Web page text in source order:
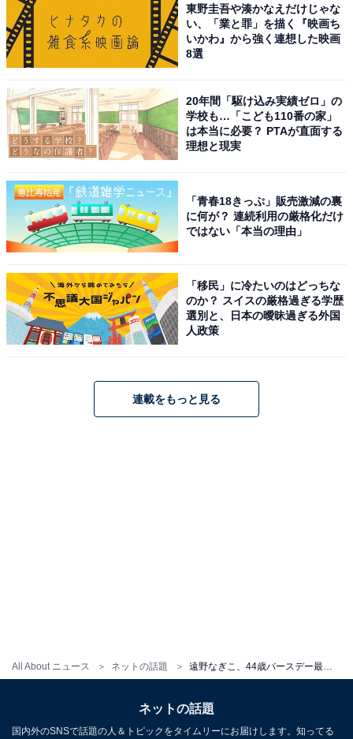
All About ニュース ネットの話題
東野圭吾や湊かなえだけじゃな
い、「業と罪」を描く『映画ち
いかわ』から強く連想した映画
8選
20年間「駆け込み実績ゼロ」の
学校も…「こども110番の家」
は本当に必要？ PTAが直面する
理想と現実
「青春18きっぷ」販売激減の裏
に何が？ 連続利用の厳格化だけ
ではない「本当の理由」
「移民」に冷たいのはどっちな
のか？ スイスの厳格過ぎる学歴
選別と、日本の曖昧過ぎる外国
人政策
連載をもっと見る
ネットの話題
国内外のSNSで話題の人＆トピックをタイムリーにお届けします。知ってる